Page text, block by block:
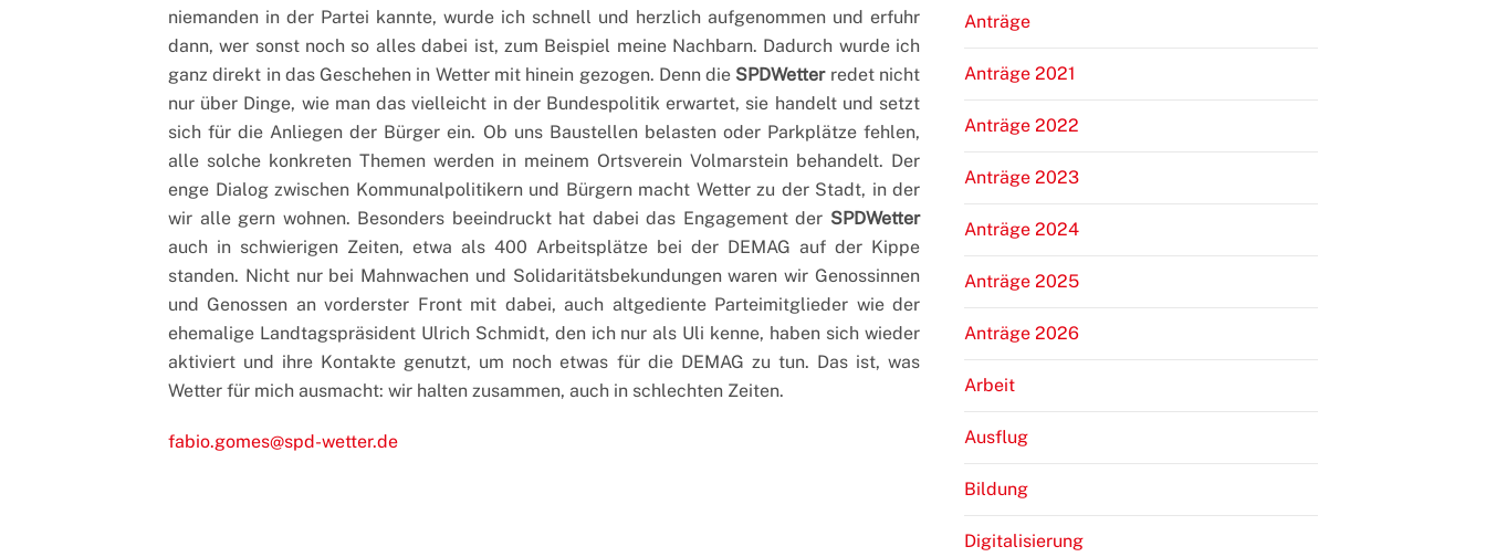
niemanden in der Partei kannte, wurde ich schnell und herzlich aufgenommen und erfuhr
dann, wer sonst noch so alles dabei ist, zum Beispiel meine Nachbarn. Dadurch wurde ich
ganz direkt in das Geschehen in Wetter mit hinein gezogen. Denn die SPDWetterredet nicht
nur über Dinge, wie man das vielleicht in der Bundespolitik erwartet, sie handelt und setzt
sich für die Anliegen der Bürger ein. Ob uns Baustellen belasten oder Parkplätze fehlen,
alle solche konkreten Themen werden in meinem Ortsverein Volmarstein behandelt. Der
enge Dialog zwischen Kommunalpolitikern und Bürgern macht Wetter zu der Stadt, in der
wir alle gern wohnen. Besonders beeindruckt hat dabei das Engagement der SPDWetter
auch in schwierigen Zeiten, etwa als 400 Arbeitsplätze bei der DEMAG auf der Kippe
standen. Nicht nur bei Mahnwachen und Solidaritätsbekundungen waren wir Genossinnen
und Genossen an vorderster Front mit dabei, auch altgediente Parteimitglieder wie der
ehemalige Landtagspräsident Ulrich Schmidt, den ich nur als Uli kenne, haben sich wieder
aktiviert und ihre Kontakte genutzt, um noch etwas für die DEMAG zu tun. Das ist, was
Wetter für mich ausmacht: wir halten zusammen, auch in schlechten Zeiten.
fabio.gomes@spd-wetter.de
Anträge
Anträge 2021
Anträge 2022
Anträge 2023
Anträge 2024
Anträge 2025
Anträge 2026
Arbeit
Ausflug
Bildung
Digitalisierung